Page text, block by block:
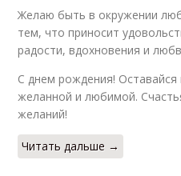
Желаю быть в окружении
тем, что приносит
радости, вдохновения и
С днем рождения!
желанной и любимой.
желаний!
Читать дальше →